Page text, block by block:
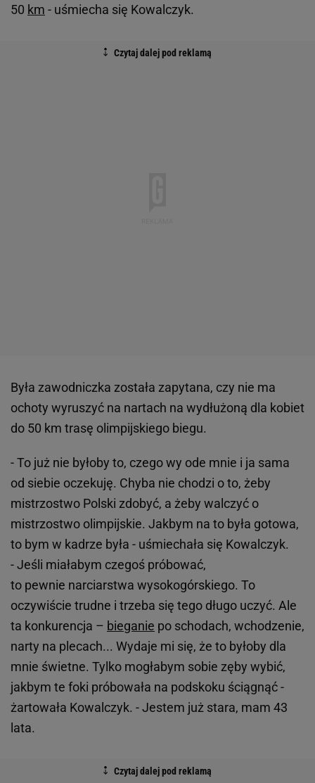
50 km - uśmiecha się Kowalczyk.
Była zawodniczka została zapytana, czy nie ma
ochoty wyruszyć na nartach na wydłużoną dla kobiet
do 50 km trasę olimpijskiego biegu.
- To już nie byłoby to, czego wy ode mnie i ja sama
od siebie oczekuję. Chyba nie chodzi o to, żeby
mistrzostwo Polski zdobyć, a żeby walczyć o
mistrzostwo olimpijskie. Jakbym na to była gotowa,
to bym w kadrze była - uśmiechała się Kowalczyk.
- Jeśli miałabym czegoś próbować,
to pewnie narciarstwa wysokogórskiego. To
oczywiście trudne i trzeba się tego długo uczyć. Ale
ta konkurencja – bieganie po schodach, wchodzenie,
narty na plecach... Wydaje mi się, że to byłoby dla
mnie świetne. Tylko mogłabym sobie zęby wybić,
jakbym te foki próbowała na podskoku ściągnąć -
żartowała Kowalczyk. - Jestem już stara, mam 43
lata.